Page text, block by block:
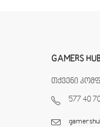
GAMERS
თქვენი
577 40